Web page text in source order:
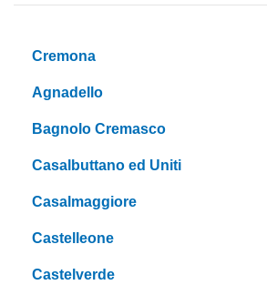
Cremona
Agnadello
Bagnolo Cremasco
Casalbuttano ed Uniti
Casalmaggiore
Castelleone
Castelverde